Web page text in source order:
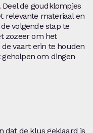
de goudklompjes
relevante materiaal en
volgende stap te
zozeer om het
vaart erin te houden
om dingen
dat de klus geklaard is